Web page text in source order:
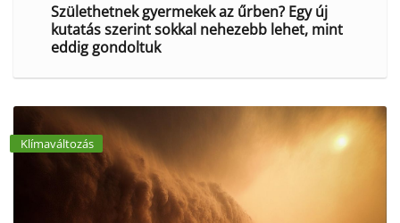
Születhetnek gyermekek az űrben? Egy új
kutatás szerint sokkal nehezebb lehet, mint
eddig gondoltuk
Klímaváltozás